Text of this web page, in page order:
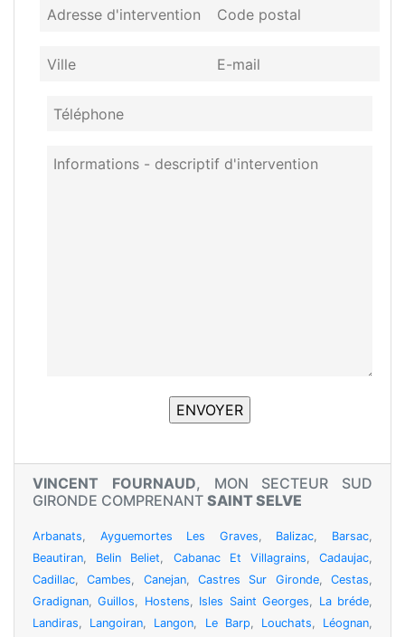
VINCENT FOURNAUD, MON SECTEUR SUD
GIRONDE COMPRENANT SAINT SELVE
Arbanats, Ayguemortes Les Graves, Balizac, Barsac,
Beautiran, Belin Beliet, Cabanac Et Villagrains,Cadaujac,
Cadillac,Cambes, Canejan,Castres Sur Gironde,Cestas,
Gradignan,Guillos, Hostens, Isles Saint Georges, La bréde,
Landiras, Langoiran, Langon, Le Barp, Louchats, Léognan,